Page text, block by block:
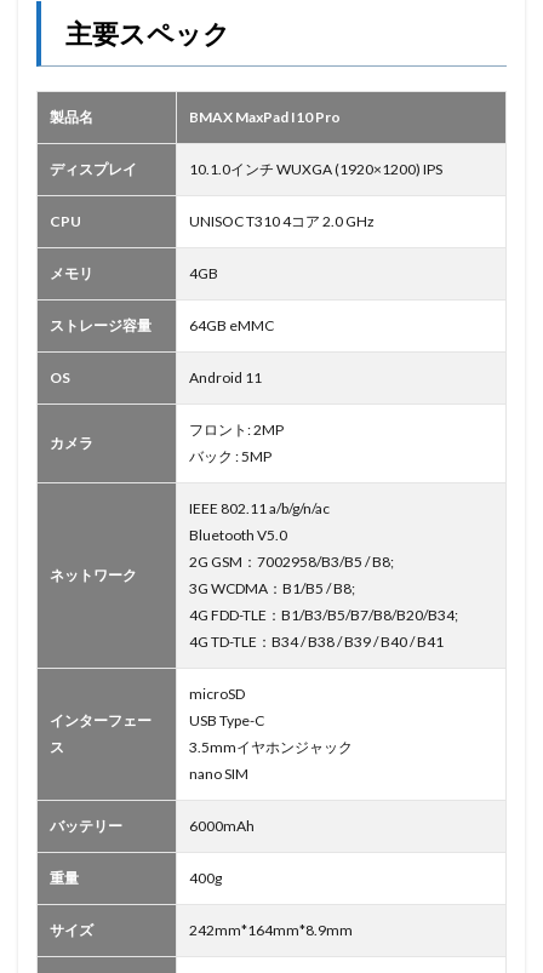
主要スペック
製品名 BMAX MaxPad I10 Pro
ディスプレイ 10.1.0インチ WUXGA (1920×1200) IPS
CPU UNISOC T310 4コア 2.0 GHz
メモリ 4GB
ストレージ容量 64GB eMMC
OS Android 11
カメラ
フロント: 2MP
バック : 5MP
ネットワーク
IEEE 802.11 a/b/g/n/ac
Bluetooth V5.0
2G GSM：7002958/B3/B5 / B8;
3G WCDMA：B1/B5 / B8;
4G FDD-TLE：B1/B3/B5/B7/B8/B20/B34;
4G TD-TLE：B34 / B38 / B39 / B40 / B41
インターフェー
ス
microSD
USB Type-C
3.5mmイヤホンジャック
nano SIM
バッテリー 6000mAh
重量 400g
サイズ 242mm*164mm*8.9mm